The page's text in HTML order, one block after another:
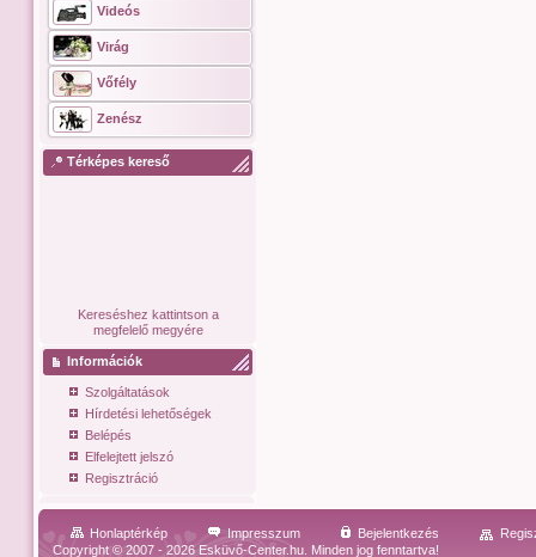
Videós
Virág
Vőfély
Zenész
Térképes kereső
Kereséshez kattintson a
megfelelő megyére
Információk
Szolgáltatások
Hírdetési lehetőségek
Belépés
Elfelejtett jelszó
Regisztráció
Honlaptérkép Impresszum Bejelentkezés
Copyright © 2007 - 2026 Esküvő-Center.hu. Minden jog fenntartva!